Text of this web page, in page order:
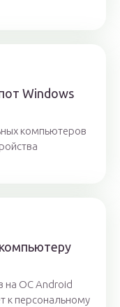
Windows
компьютеров
на OC Android
к персональному